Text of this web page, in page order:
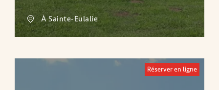
À Sainte-Eulalie
Réserver en ligne